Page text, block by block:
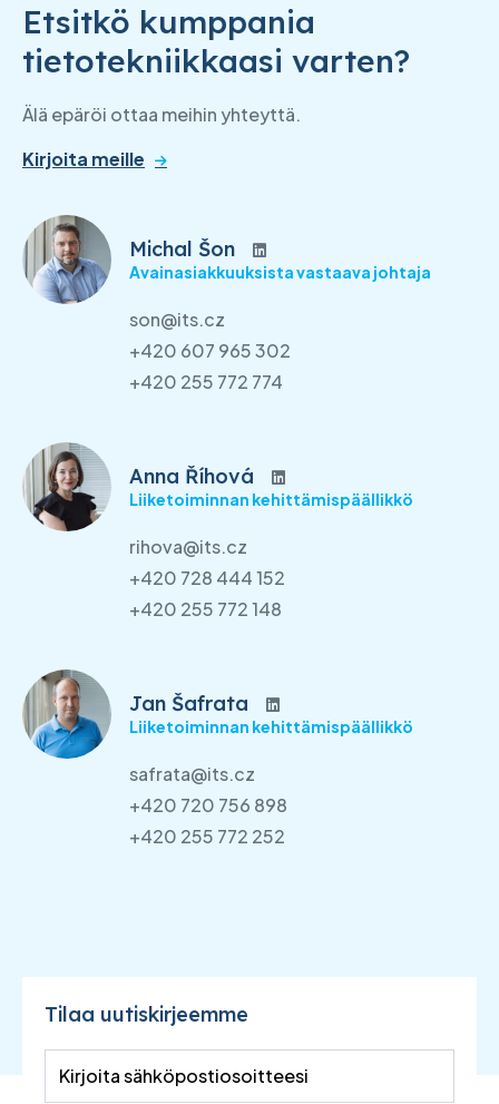
Etsitkö kumppania
tietotekniikkaasi varten?
Älä epäröi ottaa meihin yhteyttä.
Kirjoita meille
Michal Šon
Avainasiakkuuksista vastaava johtaja
son@its.cz
+420 607 965 302
+420 255 772 774
Anna Říhová
Liiketoiminnan kehittämispäällikkö
rihova@its.cz
+420 728 444 152
+420 255 772 148
Jan Šafrata
Liiketoiminnan kehittämispäällikkö
safrata@its.cz
+420 720 756 898
+420 255 772 252
Tilaa uutiskirjeemme